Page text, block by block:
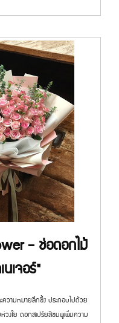
– ช่อดอกไม้
เจอร์"
วามหมายลึกซึ้ง ประกอบไปด้วย
วงใย ดอกสเปร์ยสีชมพูเพิ่มความ